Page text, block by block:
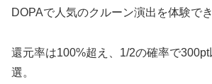
DOPAで人気のクルーン演出を体験で
還元率は100%超え、1/2の確率で
選。